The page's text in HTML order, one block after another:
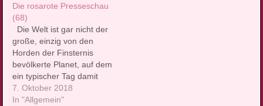
Die rosarote Presseschau
(68)
Die Welt ist gar nicht der
große, einzig von den
Horden der Finsternis
bevölkerte Planet, auf dem
ein typischer Tag damit
beginnt, dass man sich am
liebsten gleich wieder die
7. Oktober 2018
In "Allgemein"